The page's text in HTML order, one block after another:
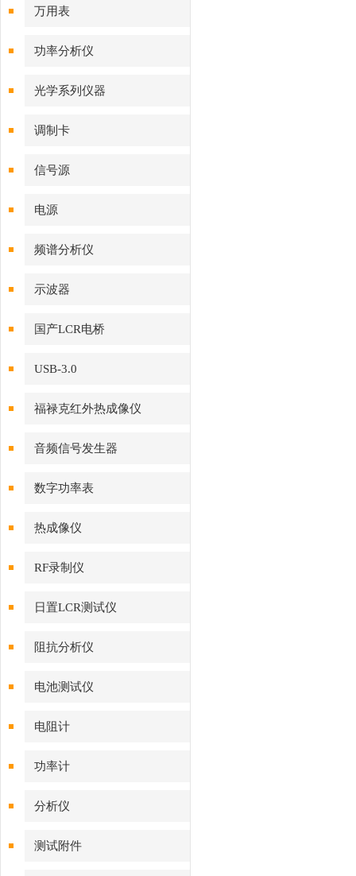
万用表
功率分析仪
光学系列仪器
调制卡
信号源
电源
频谱分析仪
示波器
国产LCR电桥
USB-3.0
福禄克红外热成像仪
音频信号发生器
数字功率表
热成像仪
RF录制仪
日置LCR测试仪
阻抗分析仪
电池测试仪
电阻计
功率计
分析仪
测试附件